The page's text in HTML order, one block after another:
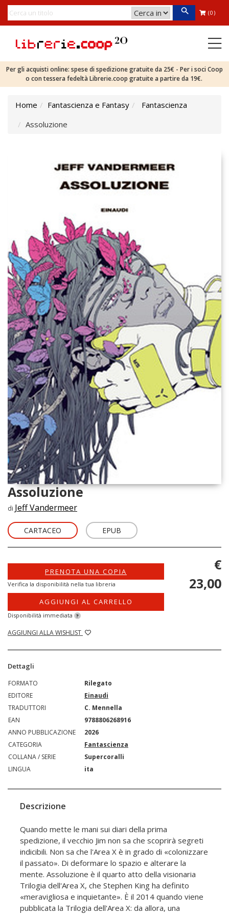
(0)
Per gli acquisti online: spese di spedizione gratuite da 25€ - Per i soci Coop
o con tessera fedeltà Librerie.coop gratuite a partire da 19€.
Home Fantascienza e Fantasy
Fantascienza
Assoluzione
Assoluzione
di Jeff Vandermeer
CARTACEO EPUB
PRENOTA UNA COPIA
Verifica la disponibilità nella tua libreria
AGGIUNGI AL CARRELLO
Disponibilità immediata ?
AGGIUNGI ALLA WISHLIST
€
23,00
Dettagli
FORMATO
Rilegato
EDITORE
Einaudi
TRADUTTORI
C. Mennella
EAN
9788806268916
ANNO PUBBLICAZIONE
2026
CATEGORIA
Fantascienza
COLLANA / SERIE
Supercoralli
LINGUA
ita
Descrizione
Quando mette le mani sui diari della prima
spedizione, il vecchio Jim non sa che scoprirà segreti
indicibili. Non sa che l'Area X è in grado di «colonizzare
il passato». Di deformare lo spazio e alterare la
mente. Assoluzione è il quarto atto della visionaria
Trilogia dell'Area X, che Stephen King ha definito
«meravigliosa e inquietante». È il 2014 quando viene
pubblicata la Trilogia dell'Area X: da allora, una